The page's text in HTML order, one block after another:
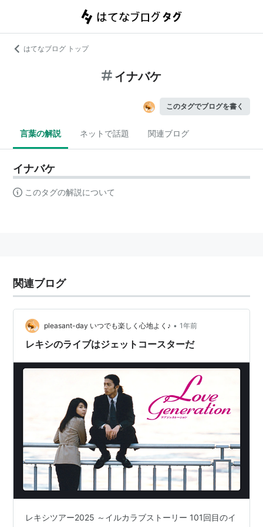
はてなブログ トップ
イナバケ
このタグでブログを書く
言葉の解説 ネットで話題 関連ブログ
イナバケ
このタグの解説について
関連ブログ
pleasant-day いつでも楽しく心地よく♪ • 1年前
レキシのライブはジェットコースターだ
レキシツアー2025 ～イルカラブストーリー 101回目のイ